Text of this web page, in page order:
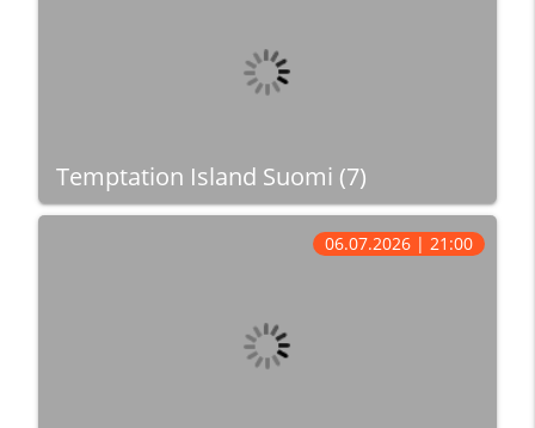
Temptation Island Suomi (7)
06.07.2026 | 21:00